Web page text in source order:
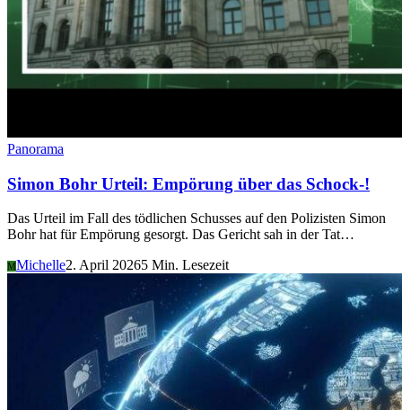
Panorama
Simon Bohr Urteil: Empörung über das Schock-!
Das Urteil im Fall des tödlichen Schusses auf den Polizisten Simon
Bohr hat für Empörung gesorgt. Das Gericht sah in der Tat…
MMichelle2. April 20265 Min. Lesezeit